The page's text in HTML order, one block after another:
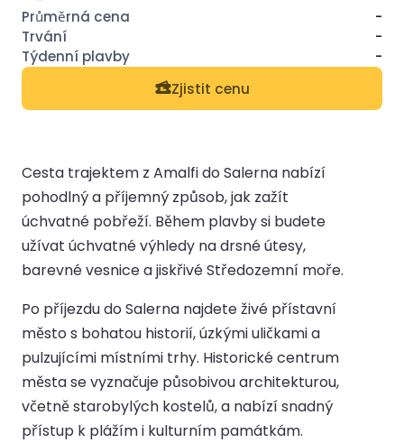
-
-
-
Zjistit cenu
Cesta trajektem z Amalfi do Salerna nabízí
pohodlný a příjemný způsob, jak zažít
úchvatné pobřeží. Během plavby si budete
užívat úchvatné výhledy na drsné útesy,
barevné vesnice a jiskřivé Středozemní moře.
Po příjezdu do Salerna najdete živé přístavní
město s bohatou historií, úzkými uličkami a
pulzujícími místními trhy. Historické centrum
města se vyznačuje působivou architekturou,
včetně starobylých kostelů, a nabízí snadný
přístup k plážím i kulturním památkám.